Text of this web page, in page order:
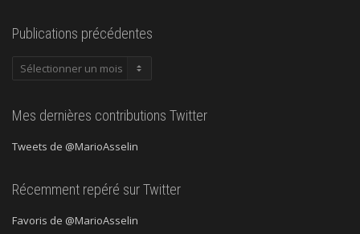
Publications précédentes
Publications
Mes dernières contributions Twitter
Tweets de @MarioAsselin
Récemment repéré sur Twitter
Favoris de @MarioAsselin